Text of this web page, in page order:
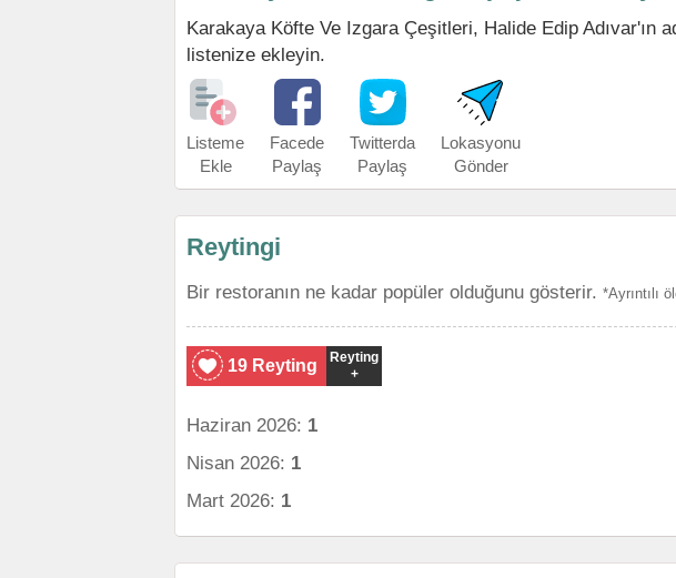
Karakaya Köfte Ve Izgara Çeşitleri, Halide Edip Adıvar'ın
listenize ekleyin.
Listeme
Ekle
Facede
Paylaş
Twitterda
Paylaş
Lokasyonu
Gönder
Reytingi
Bir restoranın ne kadar popüler olduğunu gösterir. *Ayrıntılı
19 Reyting
Reyting
+
Haziran 2026: 1
Nisan 2026: 1
Mart 2026: 1